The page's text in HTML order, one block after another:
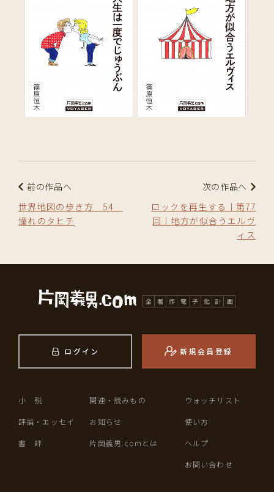
前の作品へ
世界地図の歩き方 54
憧れのタヒチ
次の作品へ
ロックを再生する｜第77
回｜地方が似合うエルヴ
ィス
ログイン 新規会員登録
小 説
評論・エッセイ
書 評
関連・読みもの
お知らせ
片岡義男.comとは
ウォッチリスト
使い方
ヘルプ
お問い合わせ